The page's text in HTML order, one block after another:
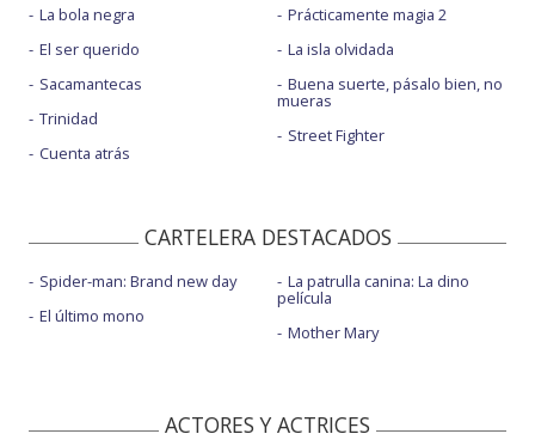
La bola negra
El ser querido
Sacamantecas
Trinidad
Cuenta atrás
Prácticamente magia 2
La isla olvidada
Buena suerte, pásalo bien, no
mueras
Street Fighter
CARTELERA DESTACADOS
Spider-man: Brand new day
El último mono
La patrulla canina: La dino
película
Mother Mary
ACTORES Y ACTRICES